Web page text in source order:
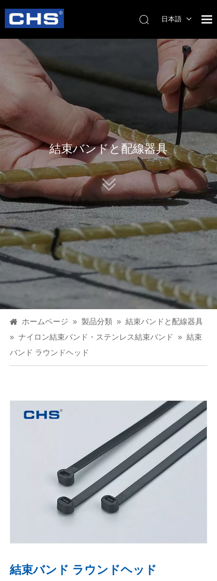
日本語
简体中
文
結束バンドと配線器具
ホームページ » 製品分類 » 結束バンドと配線器具
» ナイロン結束バンド・ステンレス結束バンド » 結束
バンド ラウンドヘッド
結束バンド ラウンドヘッド